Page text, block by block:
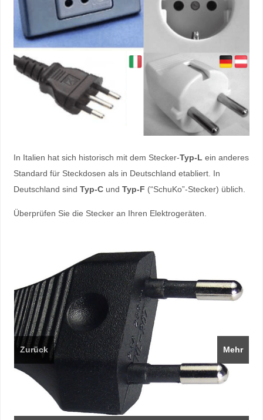
In Italien hat sich historisch mit dem Stecker-Typ-L ein anderes
Standard für Steckdosen als in Deutschland etabliert. In
Deutschland sind Typ-Cund Typ-F (“SchuKo”-Stecker) üblich.
Überprüfen Sie die Stecker an Ihren Elektrogeräten.
Zurück Mehr